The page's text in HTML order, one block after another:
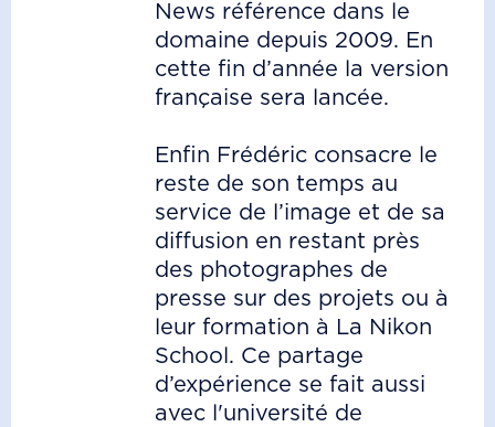
News référence dans le
domaine depuis 2009. En
cette fin d’année la version
française sera lancée.
Enfin Frédéric consacre le
reste de son temps au
service de l’image et de sa
diffusion en restant près
des photographes de
presse sur des projets ou à
leur formation à La Nikon
School. Ce partage
d’expérience se fait aussi
avec l'université de